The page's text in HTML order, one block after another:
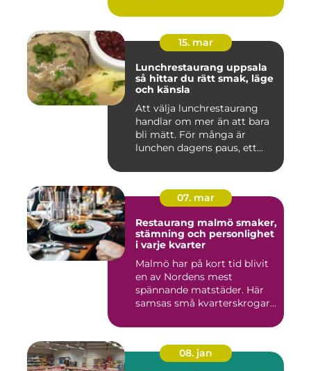
15. mar
Lunchrestaurang uppsala
så hittar du rätt smak, läge
och känsla
Att välja lunchrestaurang
handlar om mer än att bara
bli mätt. För många är
lunchen dagens paus, ett...
07. mar
Restaurang malmö smaker,
stämning och personlighet
i varje kvarter
Malmö har på kort tid blivit
en av Nordens mest
spännande matstäder. Här
samsas små kvarterskrogar
08. jan